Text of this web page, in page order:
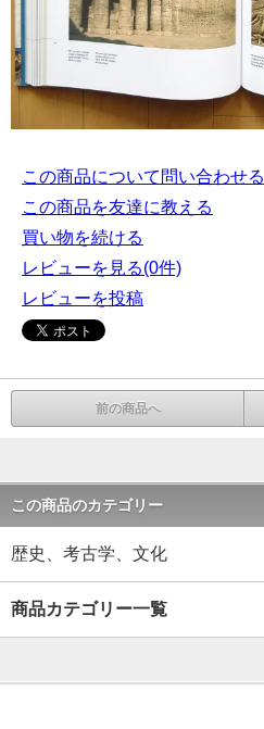
この商品について問い合わせる
この商品を友達に教える
買い物を続ける
レビューを見る(0件)
レビューを投稿
前の商品へ
この商品のカテゴリー
歴史、考古学、文化
商品カテゴリー一覧